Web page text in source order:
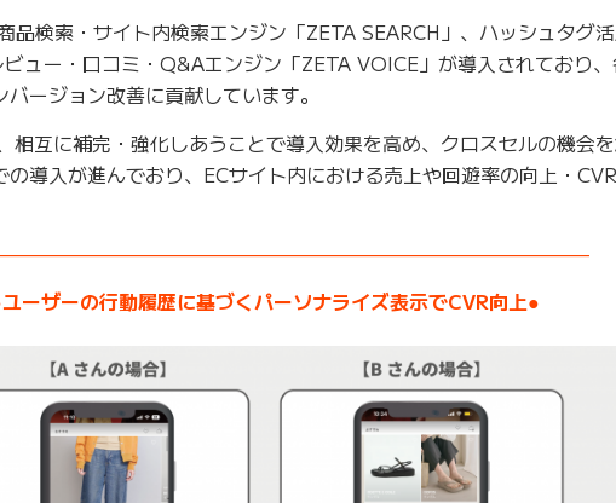
品検索・サイト内検索エンジン「ZETA SEARCH」、ハッシュタグ
ビュー・口コミ・Q&Aエンジン「ZETA VOICE」が導入されており
ージョン改善に貢献しています。
相互に補完・強化しあうことで導入効果を高め、クロスセルの機会
導入が進んでおり、ECサイト内における売上や回遊率の向上・
ーザーの行動履歴に基づくパーソナライズ表示でCVR向上●